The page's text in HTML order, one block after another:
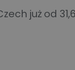
wysyłkowe dla
już od